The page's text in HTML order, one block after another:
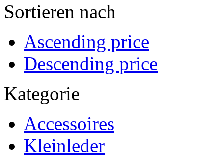
Sortieren nach
Ascending price
Descending price
Kategorie
Accessoires
Kleinleder